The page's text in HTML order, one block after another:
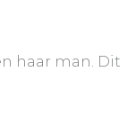
haar man. Dit